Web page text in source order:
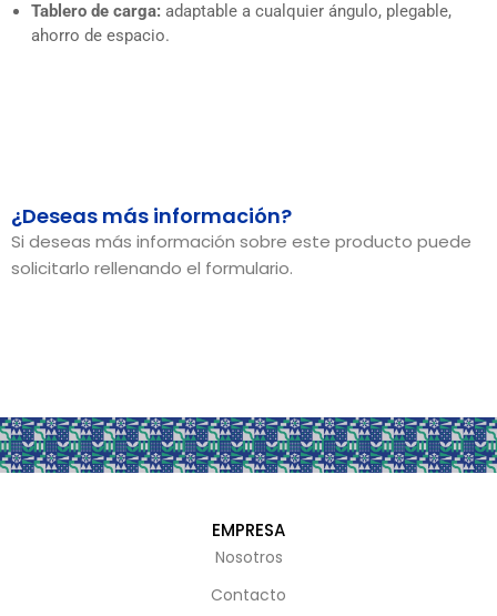
Tablero de carga: adaptable a cualquier ángulo, plegable,
ahorro de espacio.
¿Deseas más información?
Si deseas más información sobre este producto puede
solicitarlo rellenando el formulario.
EMPRESA
Nosotros
Contacto